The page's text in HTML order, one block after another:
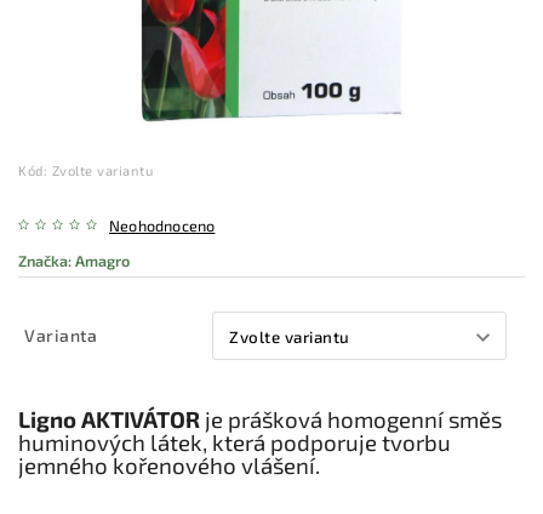
Kód: Zvolte variantu
Neohodnoceno
Značka:Amagro
Varianta
Ligno AKTIVÁTOR je prášková homogenní směs
huminových látek, která podporuje tvorbu
jemného kořenového vlášení.